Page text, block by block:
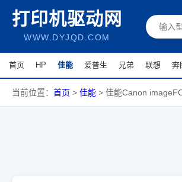
打印机驱动网
WWW.DYJQD.COM
首页 HP 佳能 爱普生 兄弟 联想 奔
当前位置： 首页 > 佳能 > 佳能Canon